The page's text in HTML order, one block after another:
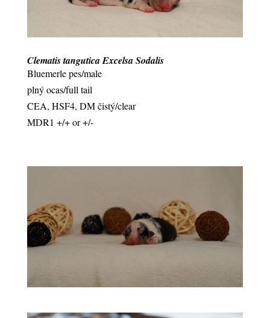
Clematis tangutica Excelsa Sodalis
Bluemerle pes/male
plný ocas/full tail
CEA, HSF4, DM čistý/clear
MDR1 +/+ or +/-